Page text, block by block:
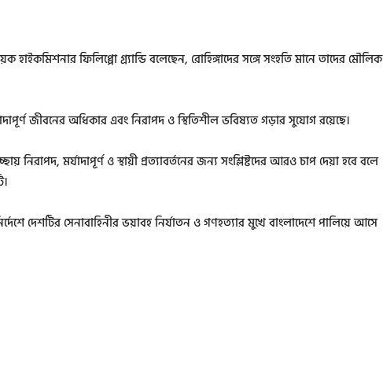
হাইকমিশনার ফিলিপ্পো গ্র্যান্ডি বলেছেন, রোহিঙ্গাদের সঙ্গে সংহতি মানে তাদের মৌলিক
জীবনের অধিকার এবং নিরাপদ ও স্থিতিশীল ভবিষ্যত গড়ার সুযোগ রয়েছে।
নিরাপদ, মর্যাদাপূর্ণ ও স্থায়ী প্রত্যাবর্তনের জন্য সংশ্লিষ্টদের আরও চাপ দেয়া হবে বলে
দেশটির সেনাবাহিনীর ভয়াবহ নির্যাতন ও গণহত্যার মুখে বাংলাদেশে পালিয়ে আসে